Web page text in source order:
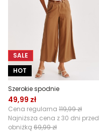
SALE
HOT
Szerokie spodnie
49,99 zł
Cena regularna 119,99 zł
Najniższa cena z 30 dni przed
obniżką 69,99 zł